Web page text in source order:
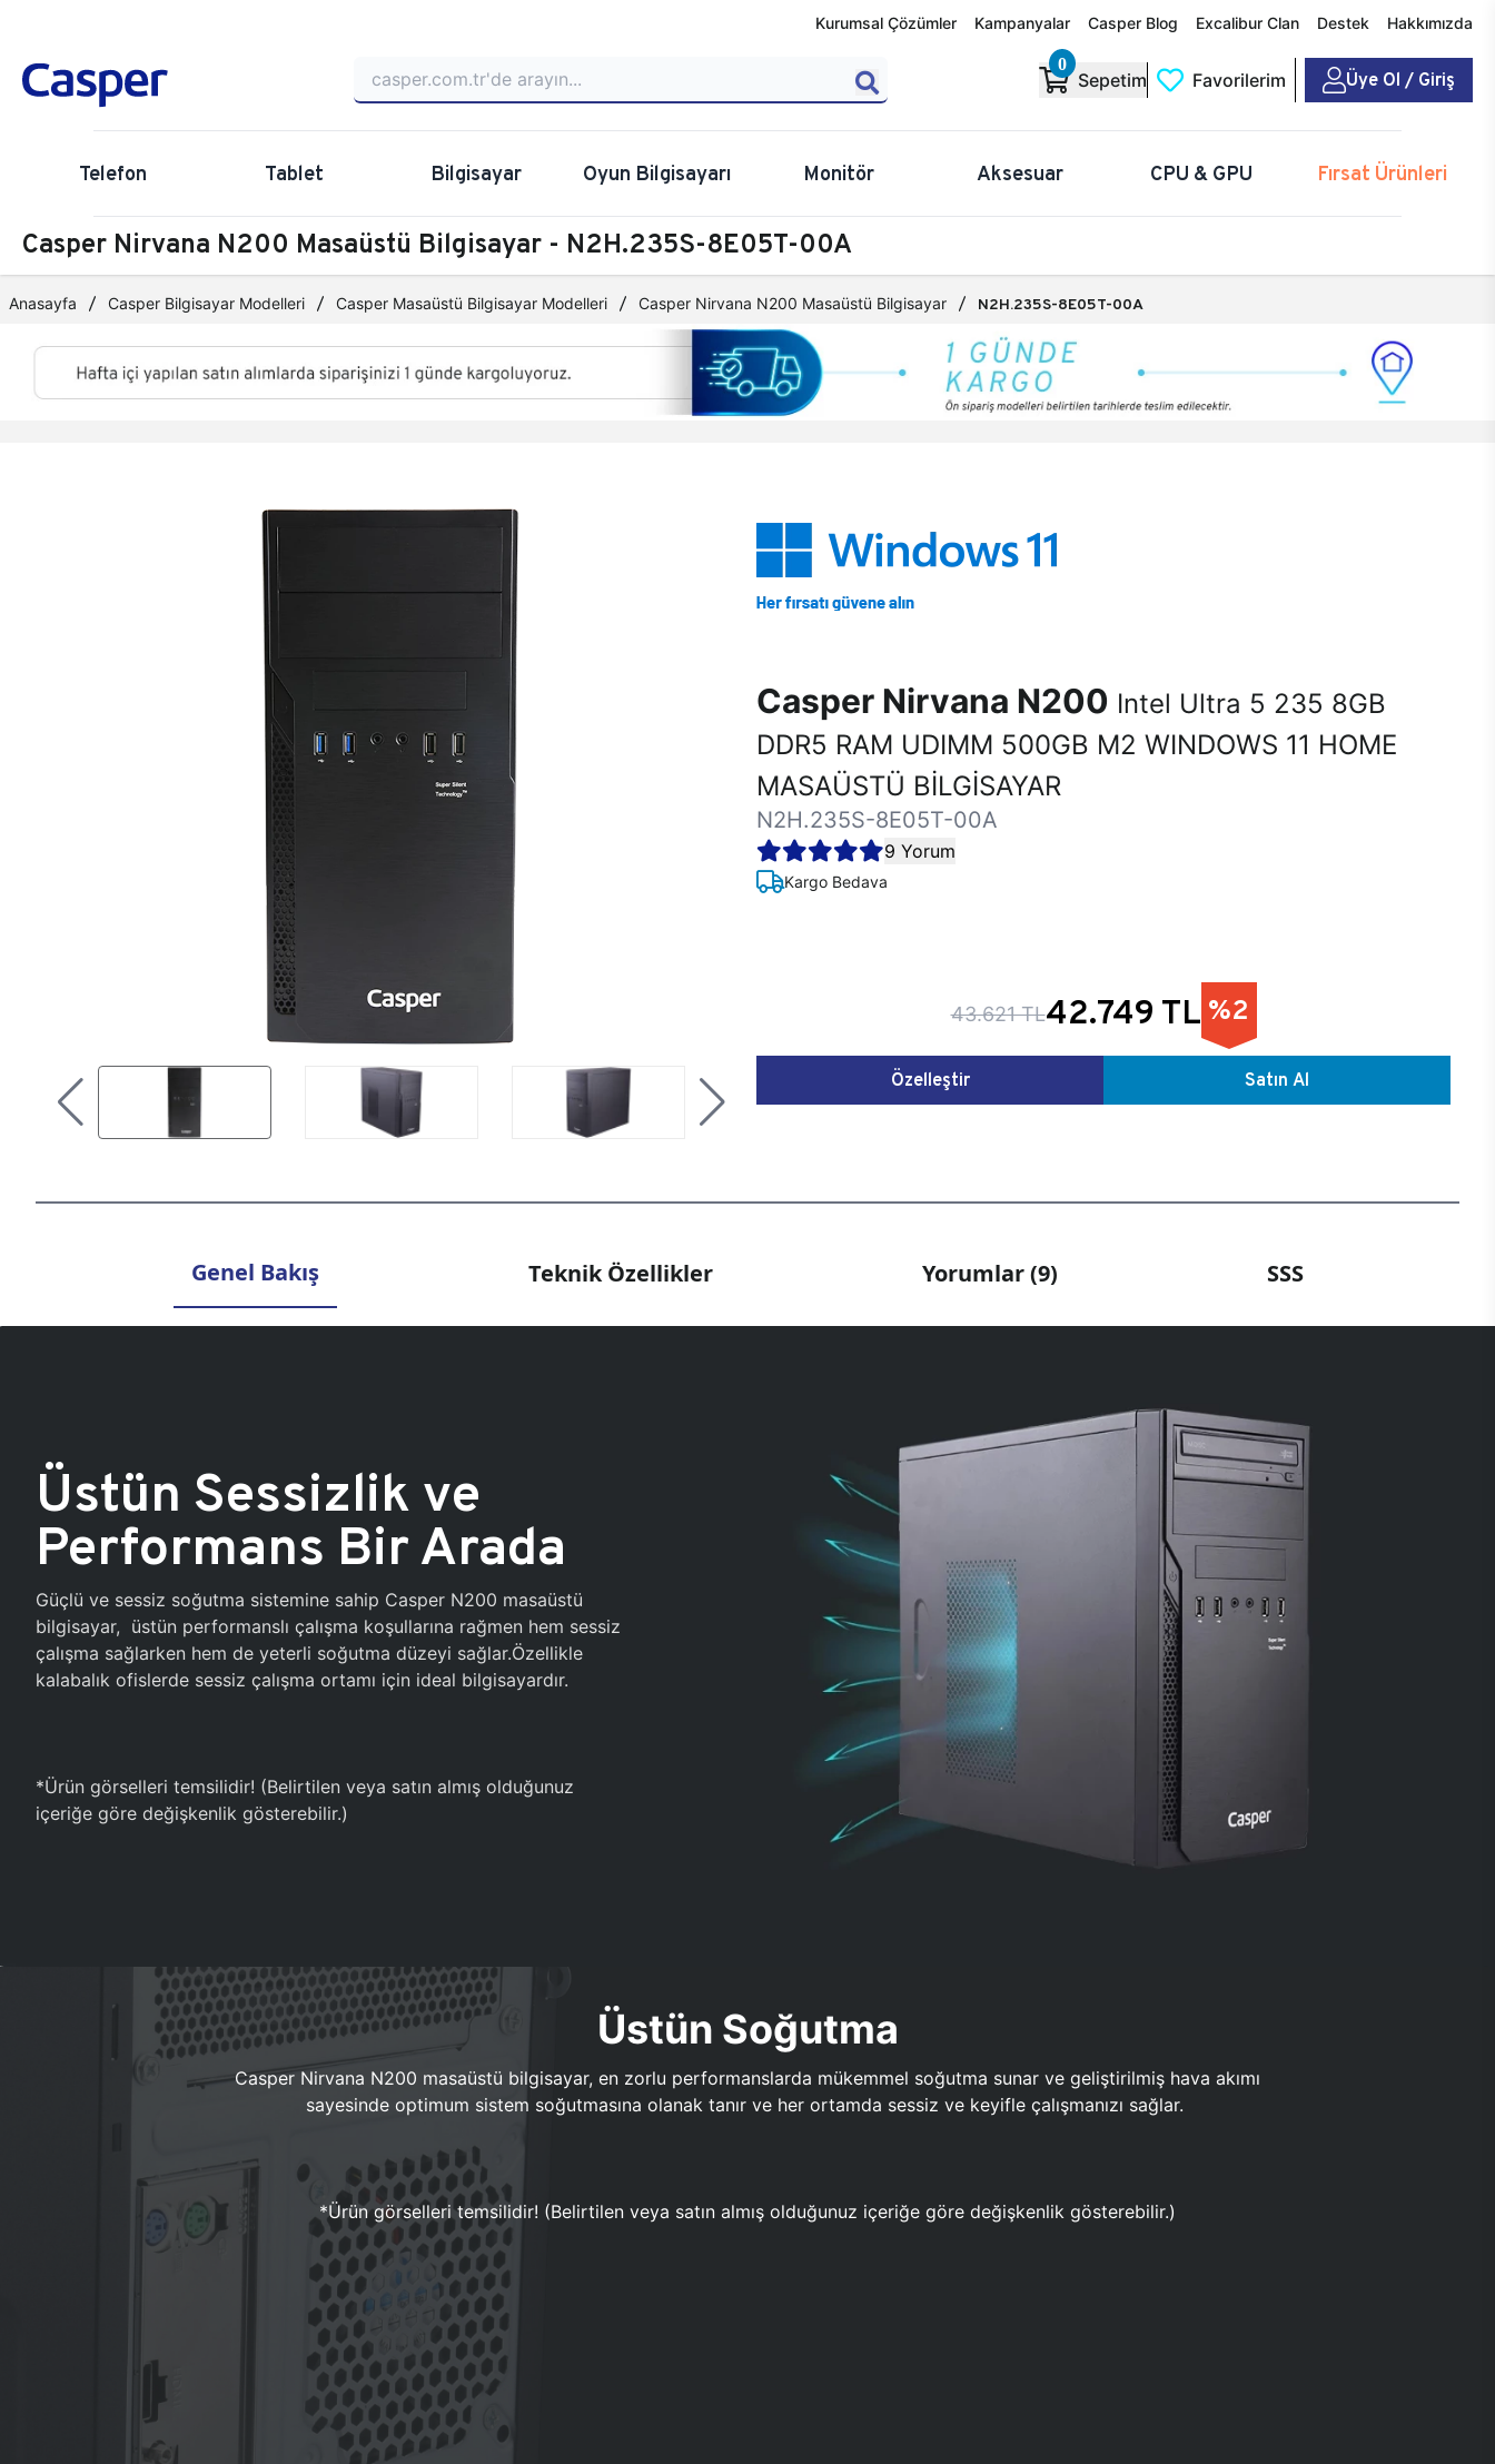
Kurumsal Çözümler Kampanyalar Casper Blog Excalibur Clan Destek Hakkımızda
0
Sepetim Favorilerim Üye Ol / Giriş
Telefon Tablet Bilgisayar Oyun Bilgisayarı Monitör Aksesuar CPU & GPU Fırsat Ürünleri
Casper Nirvana N200 Masaüstü Bilgisayar - N2H.235S-8E05T-00A
Anasayfa Casper Bilgisayar Modelleri Casper Masaüstü Bilgisayar Modelleri Casper Nirvana N200 Masaüstü Bilgisayar N2H.235S-8E05T-00A
Casper Nirvana N200 Intel Ultra 5 235 8GB
DDR5 RAM UDIMM 500GB M2 WINDOWS 11 HOME
MASAÜSTÜ BİLGİSAYAR
N2H.235S-8E05T-00A
9 Yorum
Kargo Bedava
43.621 TL42.749 TL %2
Özelleştir Satın Al
Genel Bakış Teknik Özellikler Yorumlar (9) SSS
Üstün Sessizlik ve
Performans Bir Arada
Güçlü ve sessiz soğutma sistemine sahip Casper N200 masaüstü
bilgisayar, üstün performanslı çalışma koşullarına rağmen hem sessiz
çalışma sağlarken hem de yeterli soğutma düzeyi sağlar.Özellikle
kalabalık ofislerde sessiz çalışma ortamı için ideal bilgisayardır.
*Ürün görselleri temsilidir! (Belirtilen veya satın almış olduğunuz
içeriğe göre değişkenlik gösterebilir.)
Üstün Soğutma
Casper Nirvana N200 masaüstü bilgisayar, en zorlu performanslarda mükemmel soğutma sunar ve geliştirilmiş hava akımı
sayesinde optimum sistem soğutmasına olanak tanır ve her ortamda sessiz ve keyifle çalışmanızı sağlar.
*Ürün görselleri temsilidir! (Belirtilen veya satın almış olduğunuz içeriğe göre değişkenlik gösterebilir.)